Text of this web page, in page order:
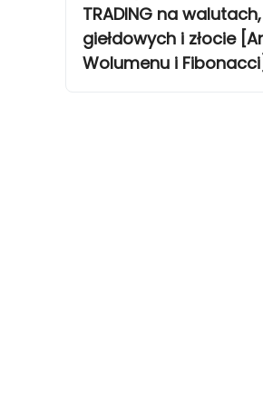
TRADING na
giełdowych i złocie
Wolumenu i Fibonacci]